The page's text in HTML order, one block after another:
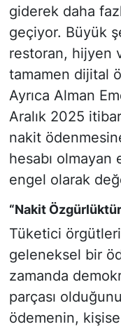
giderek daha
geçiyor. Büyük
restoran, hijyen
tamamen dijital
Ayrıca Alman
Aralık 2025
nakit
hesabı
engel olarak
“Nakit
Tüketici
geleneksel bir
zamanda
parçası
ödemenin,